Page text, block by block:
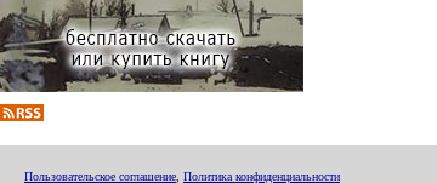
Пользовательское соглашение Политика конфиденциальности